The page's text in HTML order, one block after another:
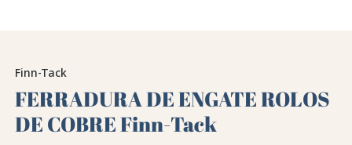
Finn-Tack
FERRADURA DE ENGATE ROLOS
DE COBRE Finn-Tack